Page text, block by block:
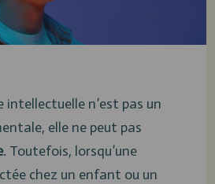
intellectuelle n’est pas un
elle ne peut pas
. Toutefois, lorsqu’une
chez un enfant ou un